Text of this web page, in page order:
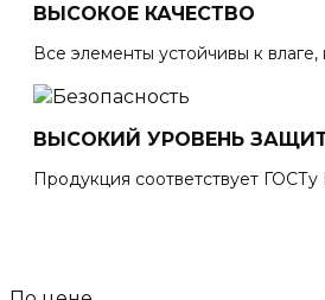
ВЫСОКОЕ КАЧЕСТВО
Все элементы устойчивы к
ВЫСОКИЙ УРОВЕНЬ
Продукция соответствует